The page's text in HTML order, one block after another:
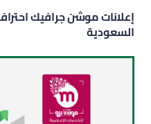
إعلانات موشن جرافيك
السعودية